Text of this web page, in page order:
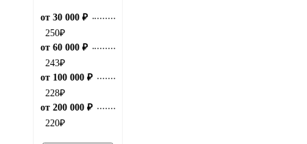
от 30 000 ₽
250₽
от 60 000 ₽
243₽
от 100 000 ₽
228₽
от 200 000 ₽
220₽